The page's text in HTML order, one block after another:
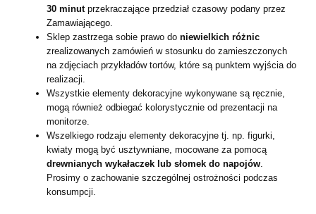
30 minutprzekraczające przedział czasowy podany przez
Zamawiającego.
Sklep zastrzega sobie prawo do niewielkich różnic
zrealizowanych zamówień w stosunku do zamieszczonych
na zdjęciach przykładów tortów, które są punktem wyjścia do
realizacji.
Wszystkie elementy dekoracyjne wykonywane są ręcznie,
mogą również odbiegać kolorystycznie od prezentacji na
monitorze.
Wszelkiego rodzaju elementy dekoracyjne tj. np. figurki,
kwiaty mogą być usztywniane, mocowane za pomocą
drewnianych wykałaczek lub słomek do napojów.
Prosimy o zachowanie szczególnej ostrożności podczas
konsumpcji.